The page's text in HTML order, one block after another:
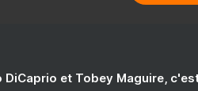
DiCaprio et Tobey Maguire,